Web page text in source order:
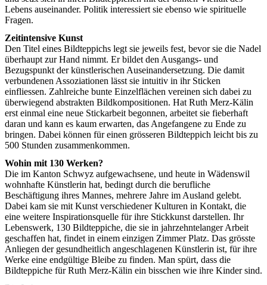
Lebens auseinander. Politik interessiert sie ebenso wie spirituelle
Fragen.
Zeitintensive Kunst
Den Titel eines Bildteppichs legt sie jeweils fest, bevor sie die Nadel
überhaupt zur Hand nimmt. Er bildet den Ausgangs- und
Bezugspunkt der künstlerischen Auseinandersetzung. Die damit
verbundenen Assoziationen lässt sie intuitiv in ihr Sticken
einfliessen. Zahlreiche bunte Einzelflächen vereinen sich dabei zu
überwiegend abstrakten Bildkompositionen. Hat Ruth Merz-Kälin
erst einmal eine neue Stickarbeit begonnen, arbeitet sie fieberhaft
daran und kann es kaum erwarten, das Angefangene zu Ende zu
bringen. Dabei können für einen grösseren Bildteppich leicht bis zu
500 Stunden zusammenkommen.
Wohin mit 130 Werken?
Die im Kanton Schwyz aufgewachsene, und heute in Wädenswil
wohnhafte Künstlerin hat, bedingt durch die berufliche
Beschäftigung ihres Mannes, mehrere Jahre im Ausland gelebt.
Dabei kam sie mit Kunst verschiedener Kulturen in Kontakt, die
eine weitere Inspirationsquelle für ihre Stickkunst darstellen. Ihr
Lebenswerk, 130 Bildteppiche, die sie in jahrzehntelanger Arbeit
geschaffen hat, findet in einem einzigen Zimmer Platz. Das grösste
Anliegen der gesundheitlich angeschlagenen Künstlerin ist, für ihre
Werke eine endgültige Bleibe zu finden. Man spürt, dass die
Bildteppiche für Ruth Merz-Kälin ein bisschen wie ihre Kinder sind.